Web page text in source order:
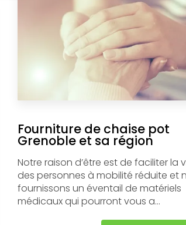
Fourniture de chaise pot
Grenoble et sa région
Notre raison d’être est de faciliter la
des personnes à mobilité réduite et
fournissons un éventail de matériels
médicaux qui pourront vous a...